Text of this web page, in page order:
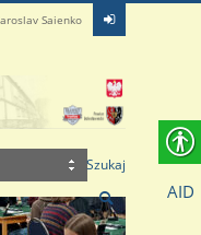
Saienko
Szukaj
AID